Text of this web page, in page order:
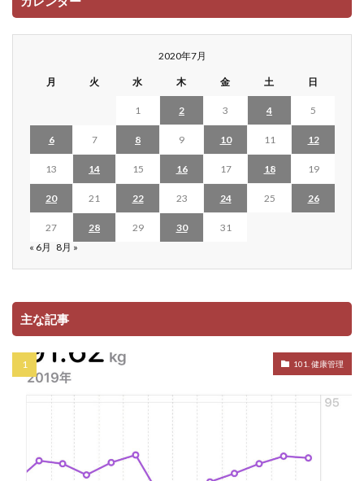
2020年7月
月 火 水 木 金 土 日
1 2 3 4 5
6 7 8 9 10 11 12
13 14 15 16 17 18 19
20 21 22 23 24 25 26
27 28 29 30
31
« 6月 8月 »
主な記事
101. 健康管理